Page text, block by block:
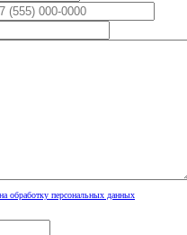
обработку персональных данных